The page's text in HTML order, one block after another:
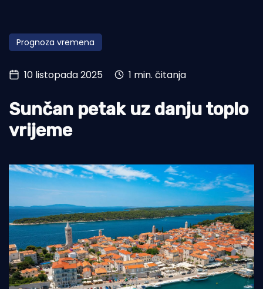
Obala
Otoci
Turizam i nautika
Pomorstvo
Ribolov
Tradicija i kultura
Prognoza vremena
10 listopada 2025 1 min. čitanja
Sunčan petak uz danju toplo
vrijeme